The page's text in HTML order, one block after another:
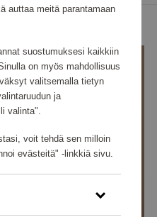
auttaa meitä parantamaan
suostumuksesi kaikkiin
on myös mahdollisuus
valitsemalla tietyn
ja
valinta".
voit tehdä sen milloin
evästeitä" -linkkiä sivu.